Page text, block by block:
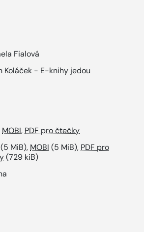
Fialová
Koláček - E-knihy jedou
MOBI, PDF pro čtečky
(5 MiB), MOBI (5 MiB), PDF pro
(729 kiB)